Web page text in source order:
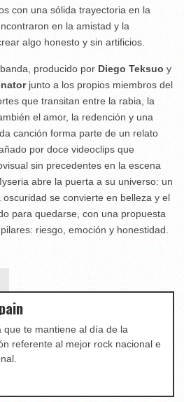
con una sólida trayectoria en la
en la amistad y la
algo honesto y sin artificios.
producido por Diego Teksuo y
junto a los propios miembros del
que transitan entre la rabia, la
el amor, la redención y una
canción forma parte de un relato
por doce videoclips que
sin precedentes en la escena
abre la puerta a su universo: un
se convierte en belleza y el
para quedarse, con una propuesta
riesgo, emoción y honestidad.
que te mantiene al día de la
referente al mejor rock nacional e